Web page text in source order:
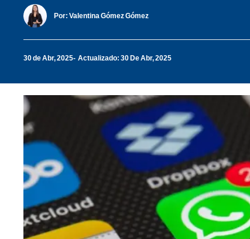
Por: Valentina Gómez Gómez
30 de Abr, 2025 Actualizado: 30 De Abr, 2025